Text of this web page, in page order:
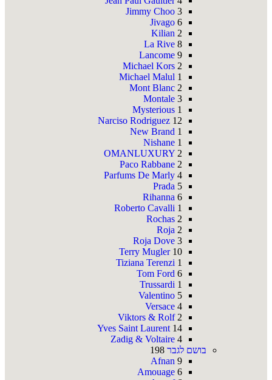
Jimmy Choo 3
Jivago 6
Kilian 2
La Rive 8
Lancome 9
Michael Kors 2
Michael Malul 1
Mont Blanc 2
Montale 3
Mysterious 1
Narciso Rodriguez 12
New Brand 1
Nishane 1
OMANLUXURY 2
Paco Rabbane 2
Parfums De Marly 4
Prada 5
Rihanna 6
Roberto Cavalli 1
Rochas 2
Roja 2
Roja Dove 3
Terry Mugler 10
Tiziana Terenzi 1
Tom Ford 6
Trussardi 1
Valentino 5
Versace 4
Viktors & Rolf 2
Yves Saint Laurent 14
Zadig & Voltaire 4
בושם לגבר 198
Afnan 9
Amouage 6